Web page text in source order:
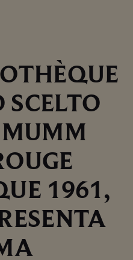
1961,